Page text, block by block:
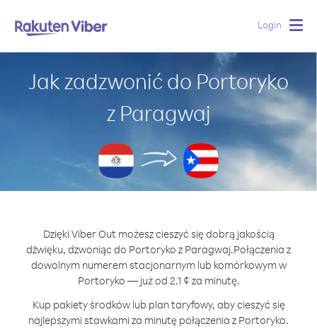
Login
Jak zadzwonić do Portoryko
z Paragwaj
Dzięki Viber Out możesz cieszyć się dobrą jakością
dźwięku, dzwoniąc do Portoryko z Paragwaj.Połączenia z
dowolnym numerem stacjonarnym lub komórkowym w
Portoryko — już od 2.1 ¢ za minutę.
Kup pakiety środków lub plan taryfowy, aby cieszyć się
najlepszymi stawkami za minutę połączenia z Portoryko.